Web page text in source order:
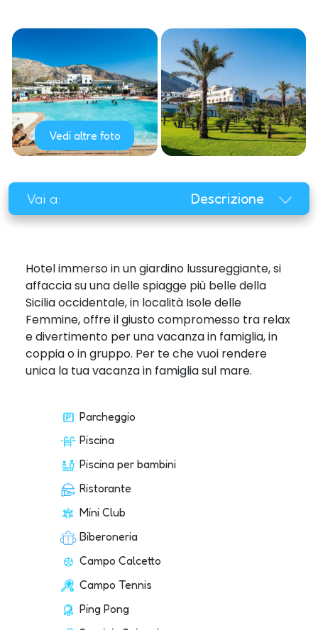
Vedi altre foto
Vai a: Descrizione
Hotel immerso in un giardino lussureggiante, si
affaccia su una delle spiagge più belle della
Sicilia occidentale, in località Isole delle
Femmine, offre il giusto compromesso tra relax
e divertimento per una vacanza in famiglia, in
coppia o in gruppo. Per te che vuoi rendere
unica la tua vacanza in famiglia sul mare.
Parcheggio
Piscina
Piscina per bambini
Ristorante
Mini Club
Biberoneria
Campo Calcetto
Campo Tennis
Ping Pong